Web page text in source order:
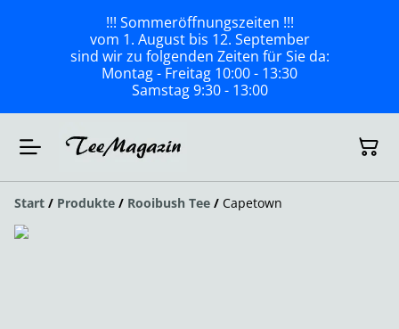
!!! Sommeröffnungszeiten !!!
vom 1. August bis 12. September
sind wir zu folgenden Zeiten für Sie da:
Montag - Freitag 10:00 - 13:30
Samstag 9:30 - 13:00
Start / Produkte / Rooibush Tee / Capetown